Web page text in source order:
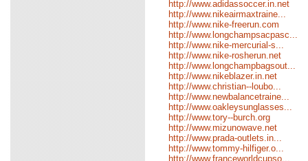
http://www.adidassoccer.in.net
http://www.nikeairmaxtraine...
http://www.nike-freerun.com
http://www.longchampsacpasc...
http://www.nike-mercurial-s...
http://www.nike-rosherun.net
http://www.longchampbagsout...
http://www.nikeblazer.in.net
http://www.christian--loubo...
http://www.newbalancetraine...
http://www.oakleysunglasses...
http://www.tory--burch.org
http://www.mizunowave.net
http://www.prada-outlets.in...
http://www.tommy-hilfiger.o...
http://www.franceworldcupso...